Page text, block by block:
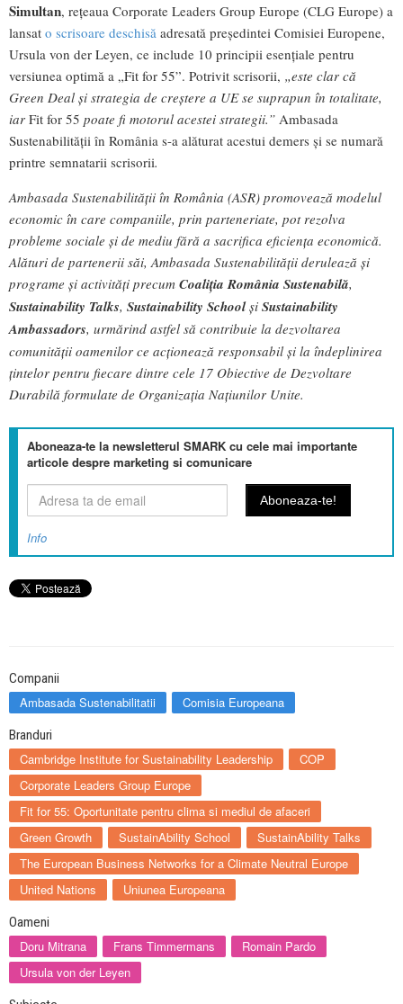
Simultan, rețeaua Corporate Leaders Group Europe (CLG Europe) a
lansat o scrisoare deschisă adresată președintei Comisiei Europene,
Ursula von der Leyen, ce include 10 principii esențiale pentru
versiunea optimă a „Fit for 55”. Potrivit scrisorii, „este clar că
Green Deal și strategia de creștere a UE se suprapun în totalitate,
iar Fit for 55 poate fi motorul acestei strategii.” Ambasada
Sustenabilității în România s-a alăturat acestui demers și se numară
printre semnatarii scrisorii.
Ambasada Sustenabilității în România (ASR) promovează modelul
economic în care companiile, prin parteneriate, pot rezolva
probleme sociale și de mediu fără a sacrifica eficiența economică.
Alături de partenerii săi, Ambasada Sustenabilității derulează și
programe și activități precum Coaliția România Sustenabilă,
Sustainability Talks, Sustainability Schoolși Sustainability
Ambassadors, urmărind astfel să contribuie la dezvoltarea
comunității oamenilor ce acționează responsabil și la îndeplinirea
țintelor pentru fiecare dintre cele 17 Obiective de Dezvoltare
Durabilă formulate de Organizația Națiunilor Unite.
Aboneaza-te la newsletterul SMARK cu cele mai importante
articole despre marketing si comunicare
Info
Companii
Ambasada Sustenabilitatii Comisia Europeana
Branduri
Cambridge Institute for Sustainability Leadership
COP
Corporate Leaders Group Europe
Fit for 55: Oportunitate pentru clima si mediul de afaceri
Green Growth
SustainAbility School
SustainAbility Talks
The European Business Networks for a Climate Neutral Europe
United Nations
Uniunea Europeana
Oameni
Doru Mitrana Frans Timmermans
Romain Pardo
Ursula von der Leyen